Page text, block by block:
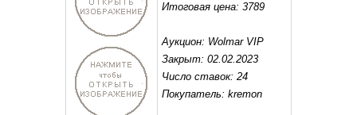
Итоговая цена: 3789
Аукцион: Wolmar VIP
Закрыт: 02.02.2023
Число ставок: 24
Покупатель: kremon